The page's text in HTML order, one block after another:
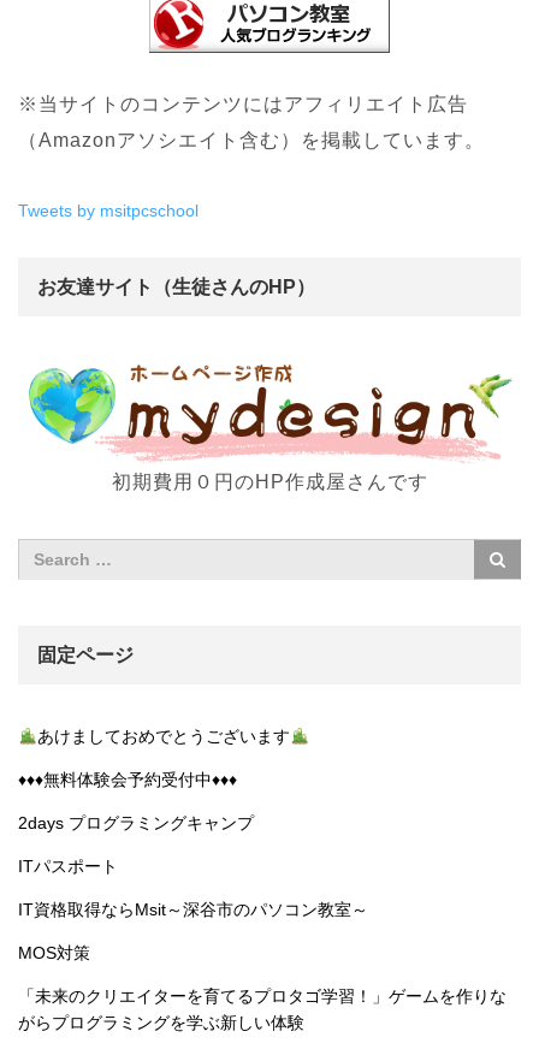
※当サイトのコンテンツにはアフィリエイト広告
（Amazonアソシエイト含む）を掲載しています。
Tweets by msitpcschool
お友達サイト（生徒さんのHP）
初期費用０円のHP作成屋さんです
固定ページ
あけましておめでとうございます
♦︎♦︎♦︎無料体験会予約受付中♦︎♦︎♦︎
2days プログラミングキャンプ
ITパスポート
IT資格取得ならMsit～深谷市のパソコン教室～
MOS対策
「未来のクリエイターを育てるプロタゴ学習！」ゲームを作りな
がらプログラミングを学ぶ新しい体験